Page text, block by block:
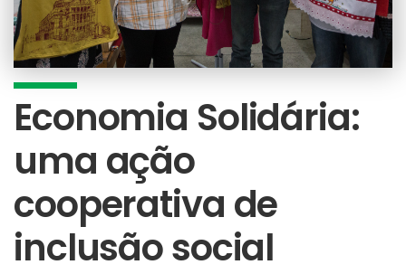
Economia Solidária:
uma ação
cooperativa de
inclusão social